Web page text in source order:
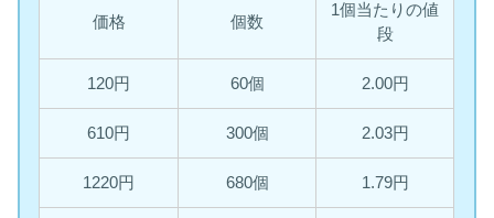
価格 個数
1個当たりの値
段
120円 60個 2.00円
610円 300個 2.03円
1220円 680個 1.79円